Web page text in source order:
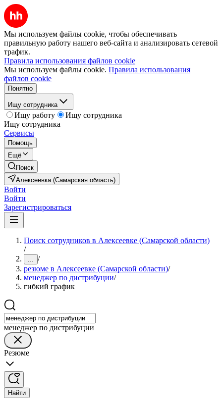
Мы используем файлы cookie, чтобы обеспечивать
правильную работу нашего веб-сайта и анализировать сетевой
трафик.
Правила использования файлов cookie
Мы используем файлы cookie. Правила использования
файлов cookie
Понятно
Ищу сотрудника
Ищу работу
Ищу сотрудника
Ищу сотрудника
Сервисы
Помощь
Ещё
Поиск
Алексеевка (Самарская область)
Войти
Войти
Зарегистрироваться
Поиск сотрудников в Алексеевке (Самарской области)
/
... /
резюме в Алексеевке (Самарской области)/
менеджер по дистрибуции/
гибкий график
менеджер по дистрибуции
Резюме
Найти